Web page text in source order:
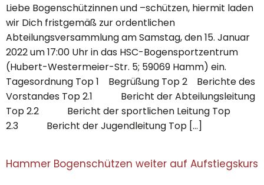
Liebe Bogenschützinnen und –schützen, hiermit laden
wir Dich fristgemäß zur ordentlichen
Abteilungsversammlung am Samstag, den 15. Januar
2022 um 17:00 Uhr in das HSC-Bogensportzentrum
(Hubert-Westermeier-Str. 5; 59069 Hamm) ein.
Tagesordnung Top 1 Begrüßung Top 2 Berichte des
Vorstandes Top 2.1 Bericht der Abteilungsleitung
Top 2.2 Bericht der sportlichen Leitung Top
2.3 Bericht der Jugendleitung Top […]
Hammer Bogenschützen weiter auf Aufstiegskurs